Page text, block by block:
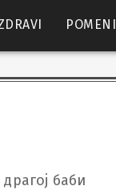
POMENI
баби